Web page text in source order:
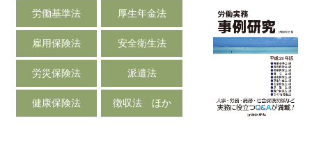
労働基準法 厚生年金法
雇用保険法 安全衛生法
労災保険法 派遣法
健康保険法 徴収法 ほか